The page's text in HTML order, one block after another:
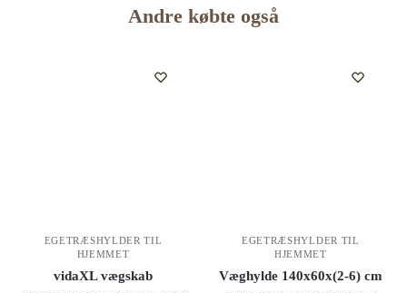
Andre købte også
EGETRÆSHYLDER TIL
HJEMMET
vidaXL vægskab
EGETRÆSHYLDER TIL
HJEMMET
Væghylde 140x60x(2-6) cm